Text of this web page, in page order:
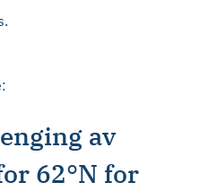
av
62°N for